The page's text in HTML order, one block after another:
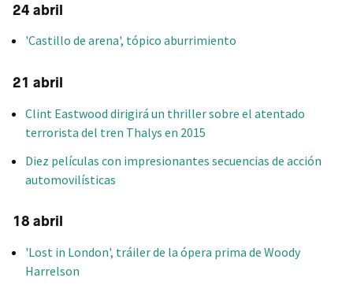
24 abril
'Castillo de arena', tópico aburrimiento
21 abril
Clint Eastwood dirigirá un thriller sobre el atentado
terrorista del tren Thalys en 2015
Diez películas con impresionantes secuencias de acción
automovilísticas
18 abril
'Lost in London', tráiler de la ópera prima de Woody
Harrelson